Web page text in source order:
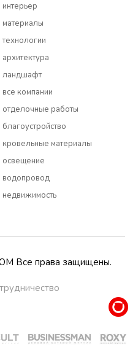
интерьер
материалы
технологии
архитектура
ландшафт
все компании
отделочные работы
благоустройство
кровельные материалы
освещение
водопровод
недвижимость
Все права защищены.